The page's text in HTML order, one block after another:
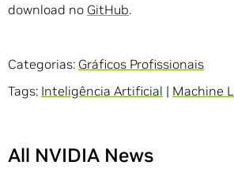
download no GitHub.
Categorias: Gráficos Profissionais
Tags: Inteligência Artificial | Machine
All NVIDIA News